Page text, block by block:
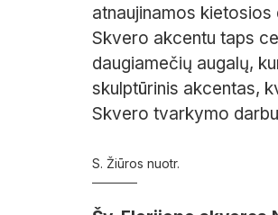
atnaujinamos
Skvero akcentu taps
daugiamečių augalų,
skulptūrinis akcentas,
Skvero tvarkymo
S. Žiūros nuotr.